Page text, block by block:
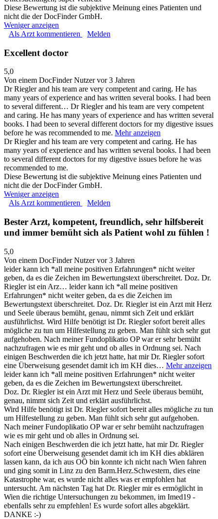
Diese Bewertung ist die subjektive Meinung eines Patienten und
nicht die der DocFinder GmbH.
Weniger anzeigen
Als Arzt kommentieren
Melden
Excellent doctor
5,0
Von einem DocFinder Nutzervor 3 Jahren
Dr Riegler and his team are very competent and caring. He has
many years of experience and has written several books. I had been
to several different… Dr Riegler and his team are very competent
and caring. He has many years of experience and has written several
books. I had been to several different doctors for my digestive issues
before he was recommended to me. Mehr anzeigen
Dr Riegler and his team are very competent and caring. He has
many years of experience and has written several books. I had been
to several different doctors for my digestive issues before he was
recommended to me.
Diese Bewertung ist die subjektive Meinung eines Patienten und
nicht die der DocFinder GmbH.
Weniger anzeigen
Als Arzt kommentieren
Melden
Bester Arzt, kompetent, freundlich, sehr hilfsbereit
und immer bemüht sich als Patient wohl zu fühlen !
5,0
Von einem DocFinder Nutzervor 3 Jahren
leider kann ich *all meine positiven Erfahrungen* nicht weiter
geben, da es die Zeichen im Bewertungstext überschreitet. Doz. Dr.
Riegler ist ein Arz… leider kann ich *all meine positiven
Erfahrungen* nicht weiter geben, da es die Zeichen im
Bewertungstext überschreitet. Doz. Dr. Riegler ist ein Arzt mit Herz
und Seele überaus bemüht, genau, nimmt sich Zeit und erklärt
ausführlichst. Wird Hilfe benötigt ist Dr. Riegler sofort bereit alles
mögliche zu tun um Hilfestellung zu geben. Man fühlt sich sehr gut
aufgehoben. Nach meiner Fundoplikatio OP war er sehr bemüht
nachzufragen wie es mir geht und ob alles in Ordnung sei. Nach
einigen Beschwerden die ich jetzt hatte, hat mir Dr. Riegler sofort
eine Überweisung gesendet damit ich im KH dies… Mehr anzeigen
leider kann ich *all meine positiven Erfahrungen* nicht weiter
geben, da es die Zeichen im Bewertungstext überschreitet.
Doz. Dr. Riegler ist ein Arzt mit Herz und Seele überaus bemüht,
genau, nimmt sich Zeit und erklärt ausführlichst.
Wird Hilfe benötigt ist Dr. Riegler sofort bereit alles mögliche zu tun
um Hilfestellung zu geben. Man fühlt sich sehr gut aufgehoben.
Nach meiner Fundoplikatio OP war er sehr bemüht nachzufragen
wie es mir geht und ob alles in Ordnung sei.
Nach einigen Beschwerden die ich jetzt hatte, hat mir Dr. Riegler
sofort eine Überweisung gesendet damit ich im KH dies abklären
lassen kann, da ich aus OÖ bin konnte ich nicht nach Wien fahren
und ging somit in Linz zu den Barm.Herz.Schwestern, dies eine
Katastrophe war, es wurde nicht alles was er empfohlen hat
untersucht. Am nächsten Tag hat Dr. Riegler mir es ermöglicht in
Wien die richtige Untersuchungen zu bekommen, im Imed19 -
ebenfalls sehr zu empfehlen! Es wurde sofort alles abgeklärt.
DANKE :-)